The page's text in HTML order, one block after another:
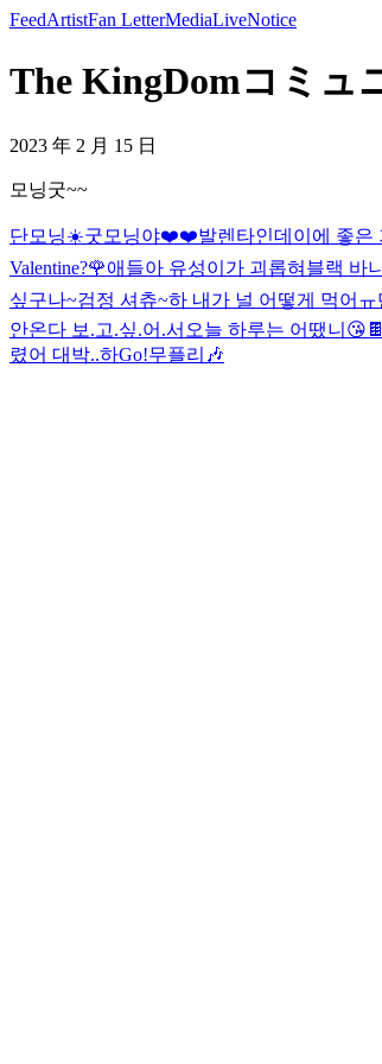
FeedArtistFan LetterMediaLiveNotice
The KingDomコミュ
2023 年 2 月 15 日
모닝굿~~
단모닝☀️굿모닝야❤️❤️발렌타인데이에 좋
Valentine?🌹애들아 유성이가 괴롭혀 블랙 바
싶구나~검정 셔츄~하 내가 널 어떻게 먹어ㅠ
안온다 보.고.싶.어.서 오늘 하루는 어땠니 😘
렸어 대박..하Go!무플리🎶